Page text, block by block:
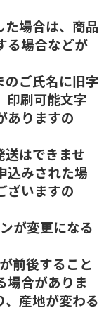
場合は、商品
る場合などが
ご氏名に旧字
印刷可能文字
ありますの
はできませ
込みされた場
ざいますの
が変更になる
前後すること
場合がありま
、産地が変わる